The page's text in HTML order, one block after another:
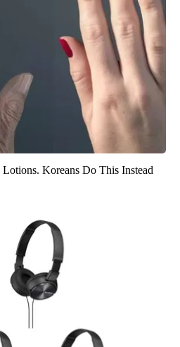
Koreans Do This Instead